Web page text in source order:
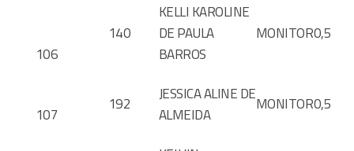
106
140
KELLI KAROLINE
DE PAULA
BARROS
MONITOR0,5
107
192
JESSICA ALINE DE
ALMEIDA
MONITOR0,5